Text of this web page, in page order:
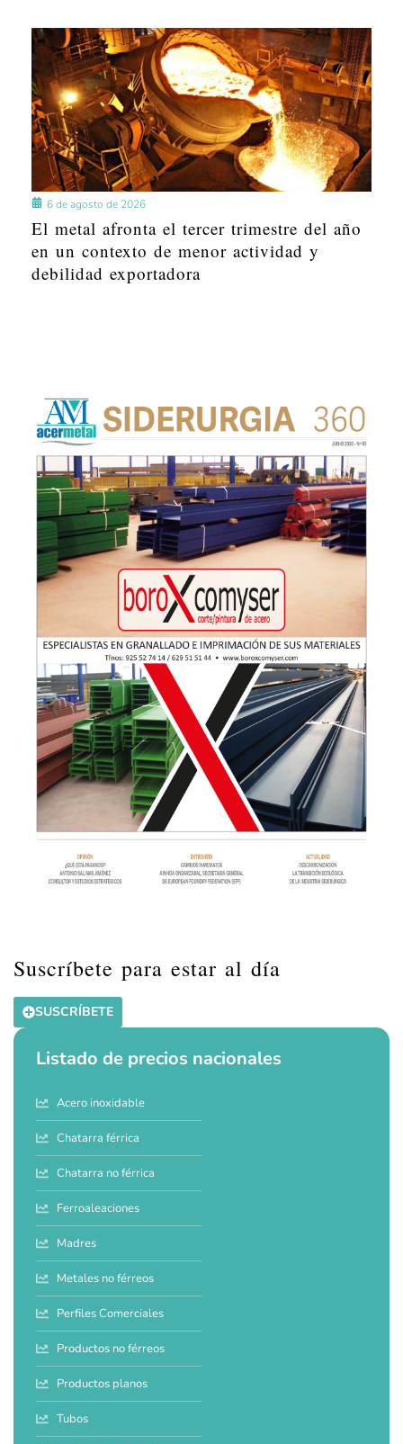
6 de agosto de 2026
El metal afronta el tercer trimestre del año
en un contexto de menor actividad y
debilidad exportadora
Suscríbete para estar al día
SUSCRÍBETE
Listado de precios nacionales
Acero inoxidable
Chatarra férrica
Chatarra no férrica
Ferroaleaciones
Madres
Metales no férreos
Perfiles Comerciales
Productos no férreos
Productos planos
Tubos